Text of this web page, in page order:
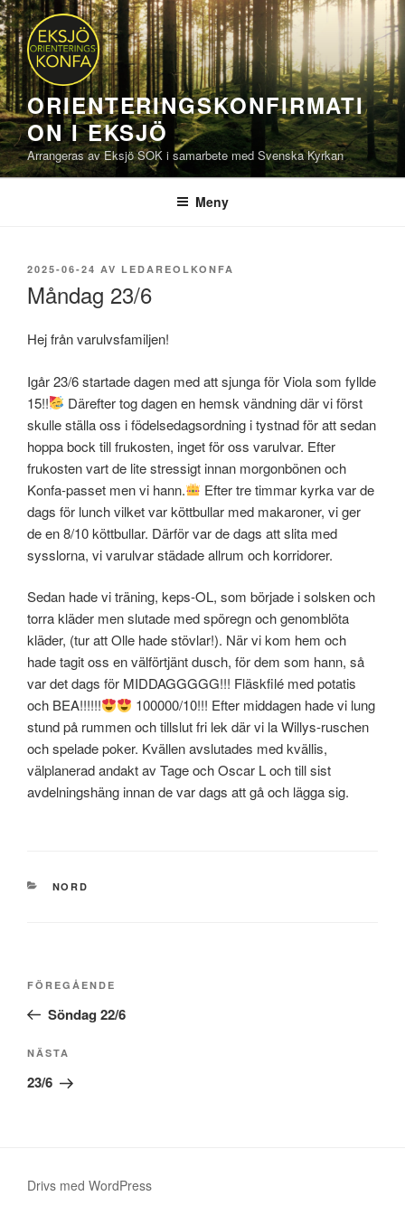
Hoppa
till
innehåll
ORIENTERINGSKONFIRMATI
ON I EKSJÖ
Arrangeras av Eksjö SOK i samarbete med Svenska Kyrkan
Meny
PUBLICERAT
2025-06-24 AV LEDAREOLKONFA
Måndag 23/6
Hej från varulvsfamiljen!
Igår 23/6 startade dagen med att sjunga för Viola som fyllde
15!!
Därefter tog dagen en hemsk vändning där vi först
skulle ställa oss i födelsedagsordning i tystnad för att sedan
hoppa bock till frukosten, inget för oss varulvar. Efter
frukosten vart de lite stressigt innan morgonbönen och
Konfa-passet men vi hann.
Efter tre timmar kyrka var de
dags för lunch vilket var köttbullar med makaroner, vi ger
de en 8/10 köttbullar. Därför var de dags att slita med
sysslorna, vi varulvar städade allrum och korridorer.
Sedan hade vi träning, keps-OL, som började i solsken och
torra kläder men slutade med spöregn och genomblöta
kläder, (tur att Olle hade stövlar!). När vi kom hem och
hade tagit oss en välförtjänt dusch, för dem som hann, så
var det dags för MIDDAGGGGG!!! Fläskfilé med potatis
och BEA!!!!!!
100000/10!!! Efter middagen hade vi lung
stund på rummen och tillslut fri lek där vi la Willys-ruschen
och spelade poker. Kvällen avslutades med kvällis,
välplanerad andakt av Tage och Oscar L och till sist
avdelningshäng innan de var dags att gå och lägga sig.
KATEGORIER
NORD
Inläggsnavigering
Föregående
inlägg
FÖREGÅENDE
Söndag 22/6
Nästa
inlägg
NÄSTA
23/6
Drivs med WordPress